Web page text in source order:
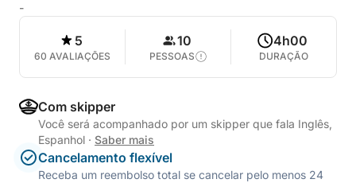
-
5
60 AVALIAÇÕES
10
PESSOAS
4h00
DURAÇÃO
Com skipper
Você será acompanhado por um skipper que fala Inglês,
Espanhol · Saber mais
Cancelamento flexível
Receba um reembolso total se cancelar pelo menos 24